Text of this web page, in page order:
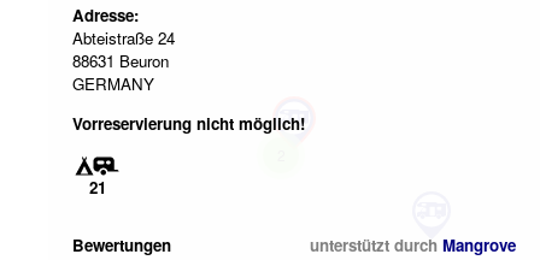
Adresse:
Abteistraße 24
88631 Beuron
GERMANY
Vorreservierung nicht möglich!
21
Bewertungen unterstützt durch Mangrove